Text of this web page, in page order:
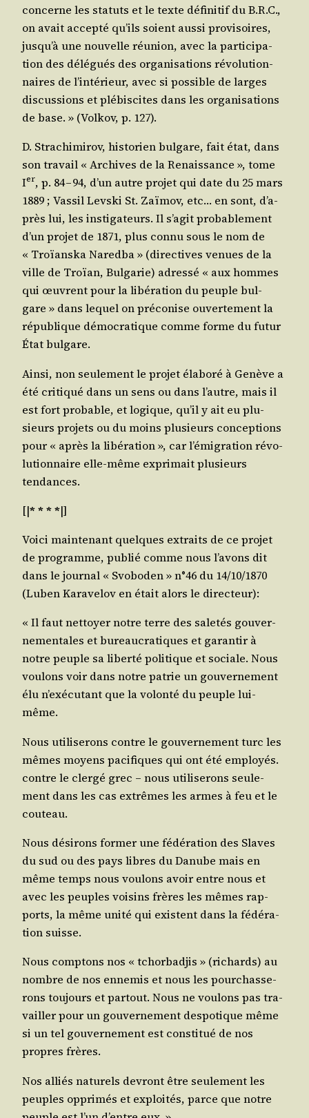
concerne les sta­tuts et le texte défi­ni­tif du B.R.C.,
on avait accep­té qu’ils soient aus­si pro­vi­soires,
jus­qu’à une nou­velle réunion, avec la par­ti­ci­pa­
tion des délé­gués des orga­ni­sa­tions révo­lu­tion­
naires de l’in­té­rieur, avec si pos­sible de larges
dis­cus­sions et plé­bis­cites dans les orga­ni­sa­tions
de base. » (Vol­kov, p. 127).
D. Stra­chi­mi­rov, his­to­rien bul­gare, fait état, dans
son tra­vail « Archives de la Renais­sance », tome
Ier, p. 84 – 94, d’un autre pro­jet qui date du 25 mars
1889 ; Vas­sil Levs­ki St. Zaï­mov, etc… en sont, d’a­
près lui, les ins­ti­ga­teurs. Il s’a­git pro­ba­ble­ment
d’un pro­jet de 1871, plus connu sous le nom de
« Troïans­ka Nared­ba » (direc­tives venues de la
ville de Troïan, Bul­ga­rie) adres­sé « aux hommes
qui œuvrent pour la libé­ra­tion du peuple bul­
gare » dans lequel on pré­co­nise ouver­te­ment la
répu­blique démo­cra­tique comme forme du futur
État bulgare.
Ain­si, non seule­ment le pro­jet éla­bo­ré à Genève a
été cri­ti­qué dans un sens ou dans l’autre, mais il
est fort pro­bable, et logique, qu’il y ait eu plu­
sieurs pro­jets ou du moins plu­sieurs concep­tions
pour « après la libé­ra­tion », car l’é­mi­gra­tion révo­
lu­tion­naire elle-même expri­mait plu­sieurs
tendances.
[|* * * *|]
Voi­ci main­te­nant quelques extraits de ce pro­jet
de pro­gramme, publié comme nous l’a­vons dit
dans le jour­nal « Svo­bo­den » n°46 du 14/​10/​1870
(Luben Kara­ve­lov en était alors le directeur):
« Il faut net­toyer notre terre des sale­tés gou­ver­
ne­men­tales et bureau­cra­tiques et garan­tir à
notre peuple sa liber­té poli­tique et sociale. Nous
vou­lons voir dans notre patrie un gou­ver­ne­ment
élu n’exé­cu­tant que la volon­té du peuple lui-
même.
Nous uti­li­se­rons contre le gou­ver­ne­ment turc les
mêmes moyens paci­fiques qui ont été employés.
contre le cler­gé grec – nous uti­li­se­rons seule­
ment dans les cas extrêmes les armes à feu et le
couteau.
Nous dési­rons for­mer une fédé­ra­tion des Slaves
du sud ou des pays libres du Danube mais en
même temps nous vou­lons avoir entre nous et
avec les peuples voi­sins frères les mêmes rap­
ports, la même uni­té qui existent dans la fédé­ra­
tion suisse.
Nous comp­tons nos « tchor­bad­jis » (richards) au
nombre de nos enne­mis et nous les pour­chas­se­
rons tou­jours et par­tout. Nous ne vou­lons pas tra­
vailler pour un gou­ver­ne­ment des­po­tique même
si un tel gou­ver­ne­ment est consti­tué de nos
propres frères.
Nos alliés natu­rels devront être seule­ment les
peuples oppri­més et exploi­tés, parce que notre